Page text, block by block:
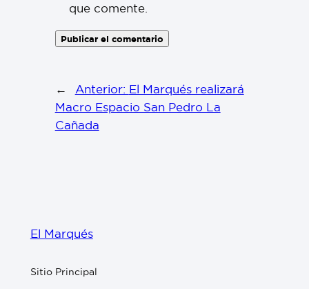
que comente.
← Anterior: El Marqués realizará
Macro Espacio San Pedro La
Cañada
El Marqués
Sitio Principal